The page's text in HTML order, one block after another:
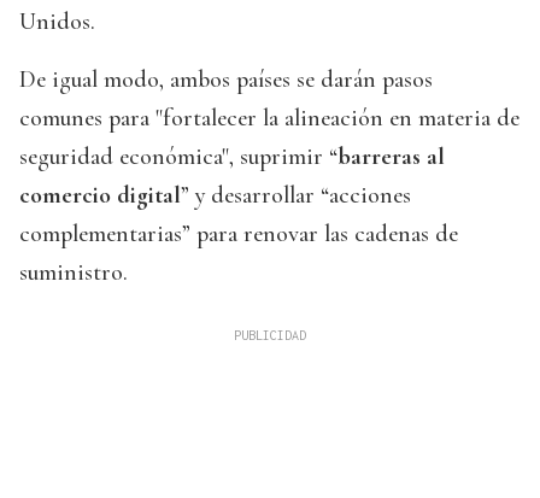
Unidos.
De igual modo, ambos países se darán pasos
comunes para "fortalecer la alineación en materia de
seguridad económica", suprimir “barreras al
comercio digital” y desarrollar “acciones
complementarias” para renovar las cadenas de
suministro.